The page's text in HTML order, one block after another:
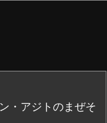
・アジトのまぜそ